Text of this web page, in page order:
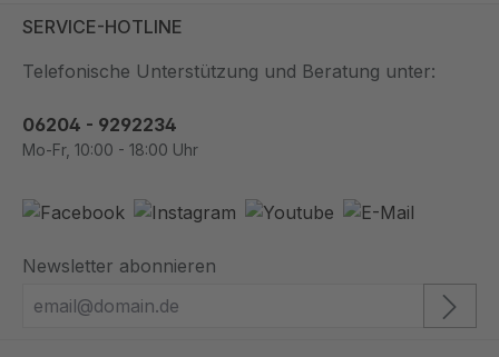
SERVICE-HOTLINE
Telefonische Unterstützung und Beratung unter:
06204 - 9292234
Mo-Fr, 10:00 - 18:00 Uhr
Newsletter abonnieren